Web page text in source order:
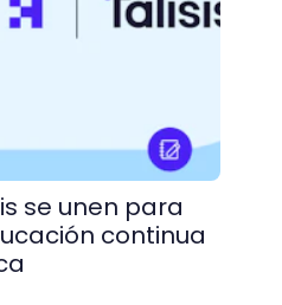
se unen para
continua